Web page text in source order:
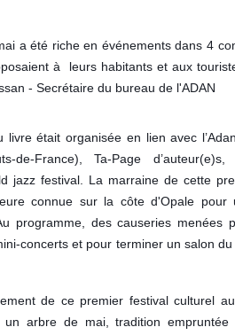
a été riche en événements dans 4
à leurs habitants et aux
- Secrétaire du bureau de l'ADAN
était organisée en lien avec
de-France), Ta-Page
jazz festival. La marraine de cette
connue sur la côte d'Opale pour
programme, des causeries menées
concerts et pour terminer un salon
de ce premier festival culturel
arbre de mai, tradition empruntée